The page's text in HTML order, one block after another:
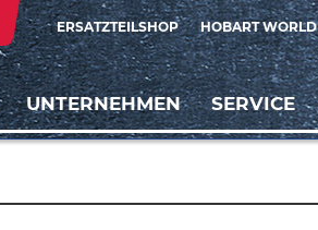
ERSATZTEILSHOP HOBART WORLD
UNTERNEHMEN SERVICE